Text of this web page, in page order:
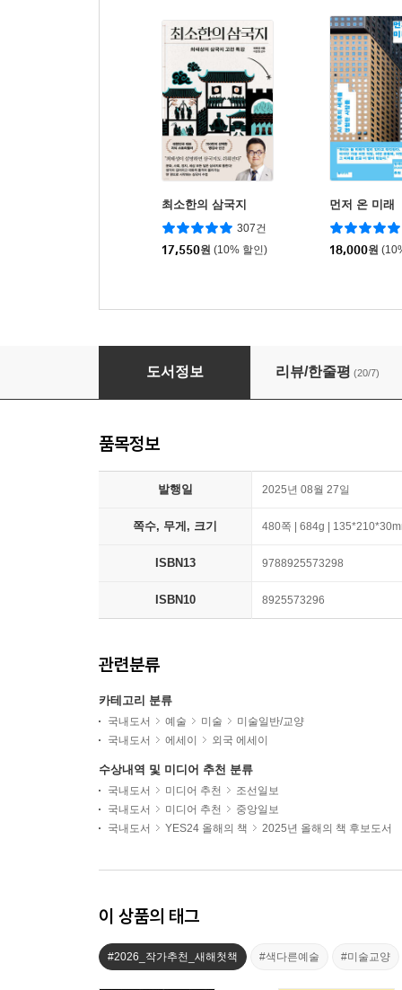
최소한의 삼국지
307건
17,550원 (10% 할인)
먼저 온 미래
18,000원
미술관에 스파이가 있다
도서정보 리뷰/한줄평 (20/7)
품목정보
발행일 2025년 08월 27일
쪽수, 무게, 크기 480쪽 | 684g |
ISBN13 9788925573298
ISBN10 8925573296
관련분류
카테고리 분류
국내도서 예술 미술
미술일반/교양
국내도서
에세이 외국 에세이
수상내역 및 미디어 추천 분류
국내도서 미디어 추천
조선일보
국내도서
미디어 추천
중앙일보
국내도서
YES24 올해의 책 2025년 올해의 책 후보도서
이 상품의 태그
#2026_작가추천_새해첫책 #색다른예술 #미술교양